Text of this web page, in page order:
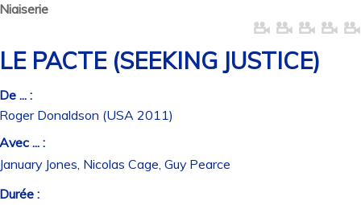
PACTE (SEEKING JUSTICE)
... :
Donaldson (USA 2011)
... :
Jones, Nicolas Cage, Guy Pearce
: